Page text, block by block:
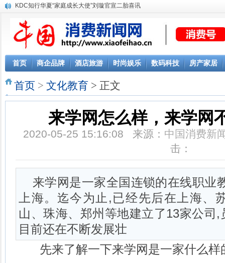
KDC知行华夏“家庭成长大使”刘璇官宣二胎喜讯
首页 商企品牌 酒店旅游 时尚娱乐 数码科技 房产家居
首页 > 文化教育 > 正文
来学网怎么样，来学网
2020-05-25 15:16:08 来源： 中国消费新
击：
来学网是一家全国连锁的在线职业
上海。迄今为止,已经先后在上海、
山、珠海、郑州等地建立了13家公司
目前还在不断发展壮
先来了解一下来学网是一家什么样